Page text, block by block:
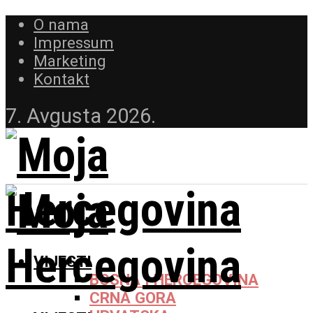
O nama
Impressum
Marketing
Kontakt
7. Avgusta 2026.
VIJESTI
BOSNA I HERCEGOVINA
CRNA GORA